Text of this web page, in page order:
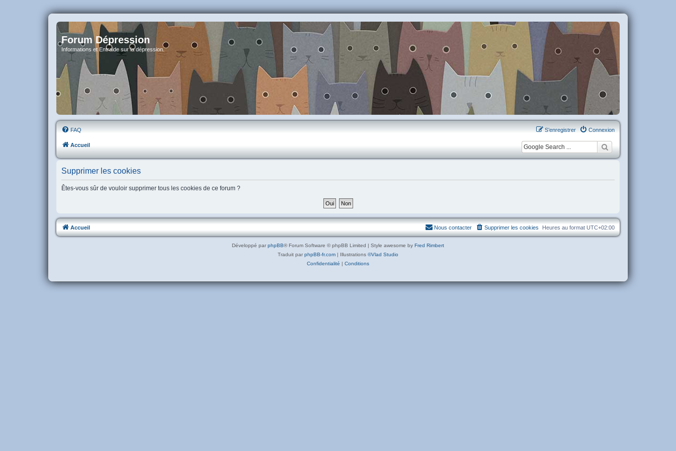
Forum Dépression
Informations et Entraide sur la dépression.
FAQ Connexion
S’enregistrer
Accueil
Supprimer les cookies
Êtes-vous sûr de vouloir supprimer tous les cookies de ce forum ?
Accueil Heures au format UTC+02:00
Supprimer les cookies
Nous contacter
Développé par phpBB® Forum Software © phpBB Limited | Style awesome by Fred Rimbert
Traduit par phpBB-fr.com | Illustrations ©Vlad Studio
Confidentialité | Conditions